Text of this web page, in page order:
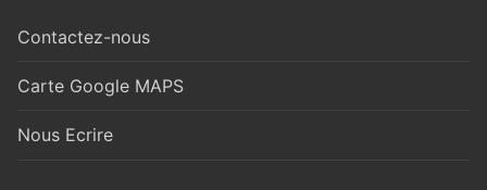
Contactez-nous
Carte Google MAPS
Nous Ecrire